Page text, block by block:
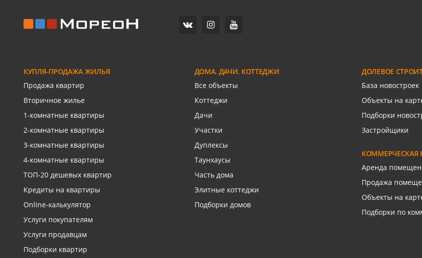
Часть дома, 157.2 м2 Дом, 71 м2, 3 сот.
Связаться с риелтором
КУПЛЯ-ПРОДАЖА ЖИЛЬЯ
Продажа квартир
Вторичное жилье
1-комнатные квартиры
2-комнатные квартиры
3-комнатные квартиры
4-комнатные квартиры
ТОП-20 дешевых квартир
Кредиты на квартиры
Online-калькулятор
Услуги покупателям
Услуги продавцам
Подборки квартир
ДОМА. ДАЧИ. КОТТЕДЖИ
Все объекты
Коттеджи
Дачи
Участки
Дуплексы
Таунхаусы
Часть дома
Элитные коттеджи
Подборки домов
ДОЛЕВОЕ
База новостроек
Объекты на
Подборки
Застройщики
Аренда
Продажа
Объекты на
Подборки по